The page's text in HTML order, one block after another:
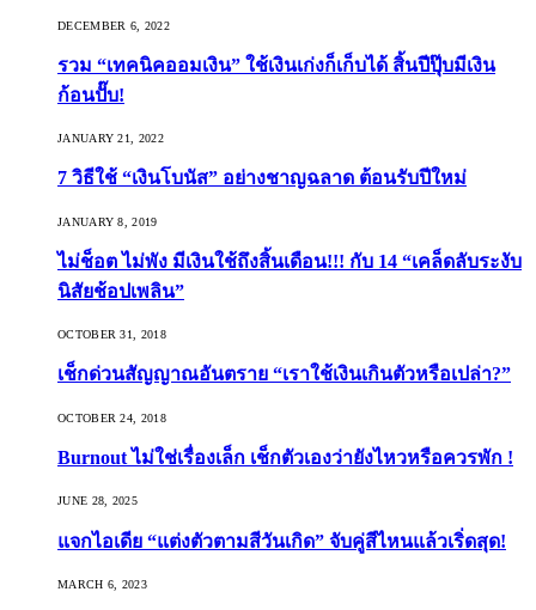
DECEMBER 6, 2022
รวม “เทคนิคออมเงิน” ใช้เงินเก่งก็เก็บได้ สิ้นปีปุ๊บมีเงิน
ก้อนปั๊บ!
JANUARY 21, 2022
7 วิธีใช้ “เงินโบนัส” อย่างชาญฉลาด ต้อนรับปีใหม่
JANUARY 8, 2019
ไม่ช็อต ไม่พัง มีเงินใช้ถึงสิ้นเดือน!!! กับ 14 “เคล็ดลับระงับ
นิสัยช้อปเพลิน”
OCTOBER 31, 2018
เช็กด่วนสัญญาณอันตราย “เราใช้เงินเกินตัวหรือเปล่า?”
OCTOBER 24, 2018
Burnout ไม่ใช่เรื่องเล็ก เช็กตัวเองว่ายังไหวหรือควรพัก !
JUNE 28, 2025
แจกไอเดีย “แต่งตัวตามสีวันเกิด” จับคู่สีไหนแล้วเริ่ดสุด!
MARCH 6, 2023